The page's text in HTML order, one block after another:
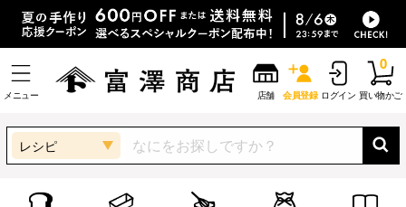
メニュー 店舗 会員登録 ログイン 買い物かご
0
レシピ